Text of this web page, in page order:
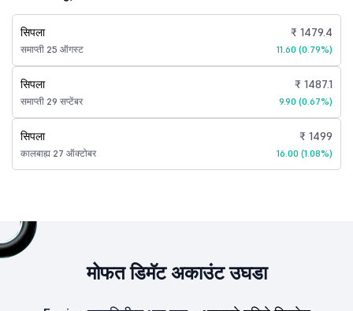
सिपला
समाप्ती 25 ऑगस्ट
₹ 1479.4
11.60 (0.79%)
सिपला
समाप्ती 29 सप्टेंबर
₹ 1487.1
9.90 (0.67%)
सिपला
कालबाह्य 27 ऑक्टोबर
₹ 1499
16.00 (1.08%)
मोफत डिमॅट अकाउंट उघडा